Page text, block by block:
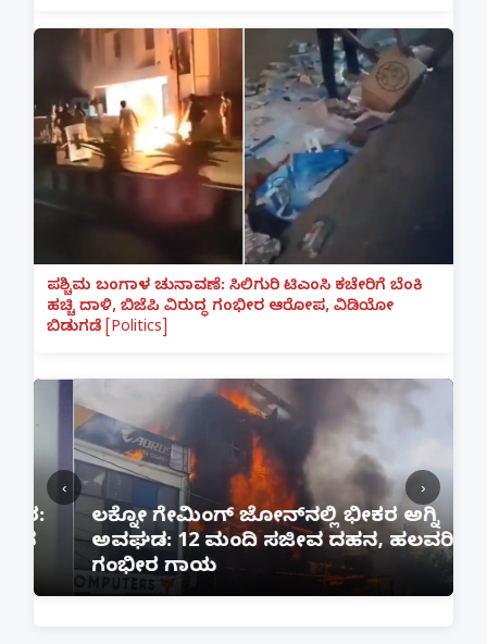
ಪಶ್ಚಿಮ ಬಂಗಾಳ ಚುನಾವಣೆ: ಸಿಲಿಗುರಿ ಟಿಎಂಸಿ ಕಚೇರಿಗೆ ಬೆಂಕಿ
ಹಚ್ಚಿ ದಾಳಿ, ಬಿಜೆಪಿ ವಿರುದ್ಧ ಗಂಭೀರ ಆರೋಪ, ವಿಡಿಯೋ
ಬಿಡುಗಡೆ [Politics]
ಲಕ್ನೋ ಗೇಮಿಂಗ್ ಜೋನ್‌ನಲ್ಲಿ ಭೀಕರ ಅಗ್ನಿ
ಅವಘಡ: 12 ಮಂದಿ ಸಜೀವ ದಹನ, ಹಲವರಿಗೆ
ಗಂಭೀರ ಗಾಯ
‹ ›